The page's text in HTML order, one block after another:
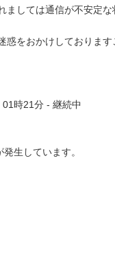
ましては通信が不安定な
惑をおかけしておりま
時21分 - 継続中
生しています。